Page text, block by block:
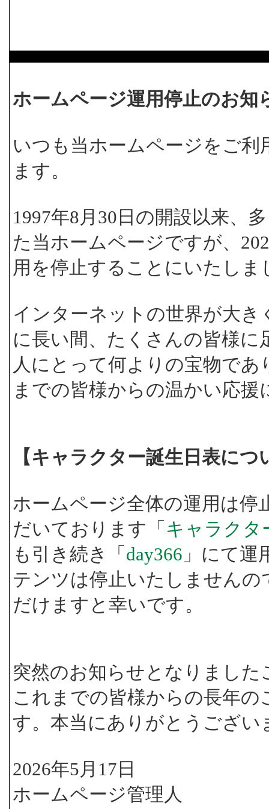
ホームページ運用停止のお知
いつも当ホームページをご
ます。
1997年8月30日の開設以来、
た当ホームページですが、
用を停止することにいたしま
インターネットの世界が大
に長い間、たくさんの皆様
人にとって何よりの宝物で
までの皆様からの温かい応
【キャラクター誕生日表に
ホームページ全体の運用は停
だいております「 キャラクタ
も引き続き「 day366 」にて
テンツは停止いたしません
だけますと幸いです。
突然のお知らせとなりまし
これまでの皆様からの長年
す。本当にありがとうござい
2026年5月17日
ホームページ管理人